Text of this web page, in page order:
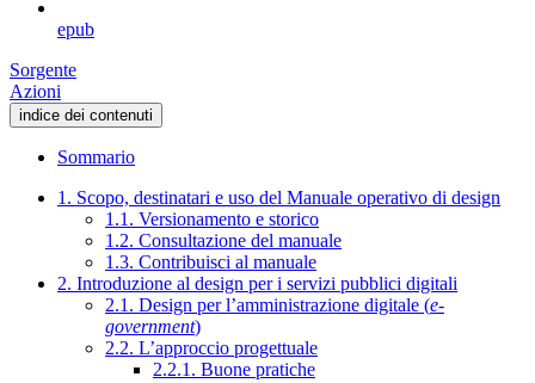
epub
Sorgente
Azioni
indice dei contenuti
Sommario
1. Scopo, destinatari e uso del Manuale operativo di design
1.1. Versionamento e storico
1.2. Consultazione del manuale
1.3. Contribuisci al manuale
2. Introduzione al design per i servizi pubblici digitali
2.1. Design per l’amministrazione digitale (e-
government)
2.2. L’approccio progettuale
2.2.1. Buone pratiche